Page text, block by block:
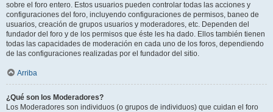
sobre el foro entero. Estos usuarios pueden controlar todas las acciones y
configuraciones del foro, incluyendo configuraciones de permisos, baneo de
usuarios, creación de grupos usuarios y moderadores, etc. Dependen del
fundador del foro y de los permisos que éste les ha dado. Ellos también tienen
todas las capacidades de moderación en cada uno de los foros, dependiendo
de las configuraciones realizadas por el fundador del sitio.
Arriba
¿Qué son los Moderadores?
Los Moderadores son individuos (o grupos de individuos) que cuidan el foro